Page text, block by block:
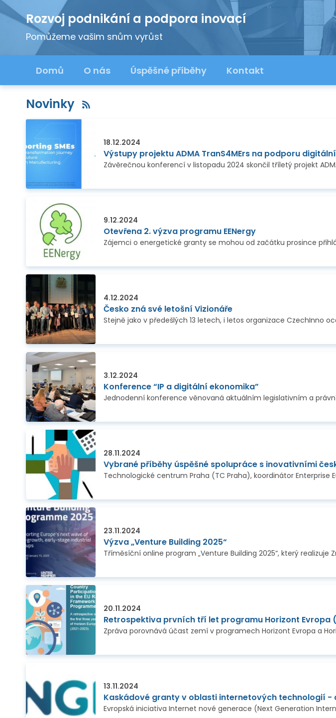
Rozvoj podnikání a podpora inovací
Pomůžeme vašim snům vyrůst
Domů O nás Úspěšné příběhy Kontakt
Novinky
18.12.2024
Výstupy projektu ADMA TranS4MErs na podporu
9.12.2024
Otevřena 2. výzva programu EENergy
4.12.2024
Česko zná své letošní Vizionáře
3.12.2024
Konference “IP a digitální ekonomika”
28.11.2024
Vybrané příběhy úspěšné spolupráce s inovativními
23.11.2024
Výzva „Venture Building 2025“
20.11.2024
Retrospektiva prvních tří let programu Horizont
13.11.2024
Kaskádové granty v oblasti internetových technologií